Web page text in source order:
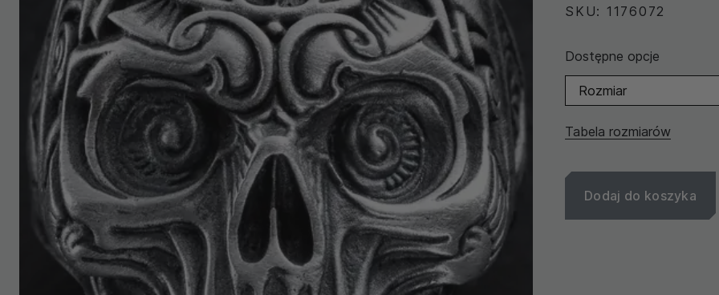
SKU: 1176072
Dostępne opcje
Rozmiar
Tabela rozmiarów
Dodaj do koszyka